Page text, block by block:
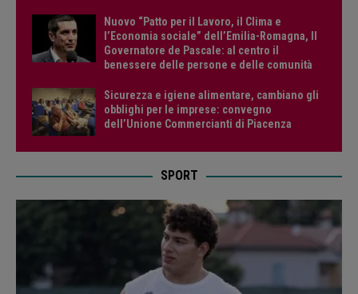
Nuovo “Patto per il Lavoro, il Clima e
l’Economia sociale” dell’Emilia-Romagna, Il
Governatore de Pascale: al centro il
benessere delle persone e delle comunità
Sicurezza e igiene alimentare, cambiano gli
obblighi per le imprese: convegno
dell’Unione Commercianti di Piacenza
SPORT